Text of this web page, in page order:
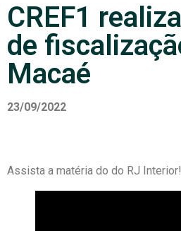
CREF1
de
Macaé
23/09/2022
Assista a matéria do do RJ Interior!